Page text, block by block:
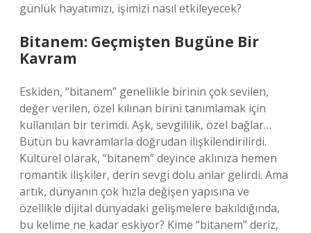
günlük hayatımızı, işimizi nasıl etkileyecek?
Bitanem: Geçmişten Bugüne Bir
Kavram
Eskiden, “bitanem” genellikle birinin çok sevilen,
değer verilen, özel kılınan birini tanımlamak için
kullanılan bir terimdi. Aşk, sevgililik, özel bağlar…
Bütün bu kavramlarla doğrudan ilişkilendirilirdi.
Kültürel olarak, “bitanem” deyince aklınıza hemen
romantik ilişkiler, derin sevgi dolu anlar gelirdi. Ama
artık, dünyanın çok hızla değişen yapısına ve
özellikle dijital dünyadaki gelişmelere bakıldığında,
bu kelime ne kadar eskiyor? Kime “bitanem” deriz,